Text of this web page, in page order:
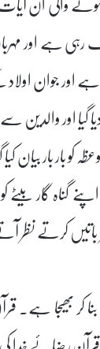
رہی ہے اور
جوان
گیا اور
کو بار بار
گناہ گار بیٹے
کرتے نظر
کر بھیجا